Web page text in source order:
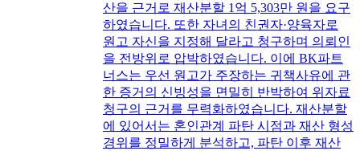
산을 근거로 재산분할 1억 5,303만 원을 요구
하였습니다. 또한 자녀의 친권자·양육자로
원고 자신을 지정해 달라고 청구하며 의뢰인
을 전방위로 압박하였습니다. 이에 BK파트
너스는 우선 원고가 주장하는 귀책사유에 관
한 증거의 신빙성을 면밀히 반박하여 위자료
청구의 근거를 무력화하였습니다. 재산분할
에 있어서는 혼인관계 파탄 시점과 재산 형성
경위를 정밀하게 분석하고, 파탄 이후 재산